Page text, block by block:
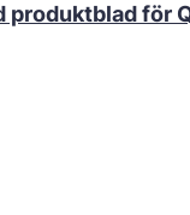
produktblad för